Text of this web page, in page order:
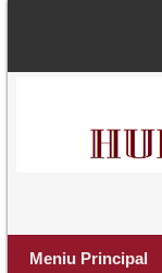
Meniu Principal